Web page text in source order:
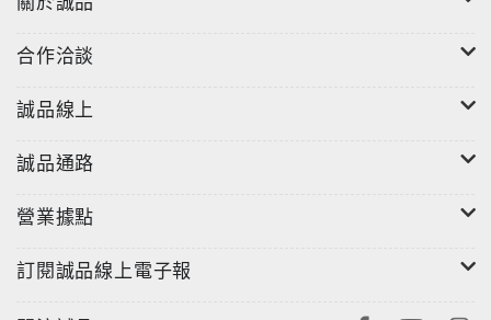
合作洽談
誠品線上
誠品通路
營業據點
訂閱誠品線上電子報